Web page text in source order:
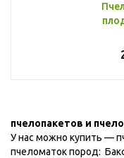
пчелопакетов и
У нас можно купить —
пчеломаток пород: